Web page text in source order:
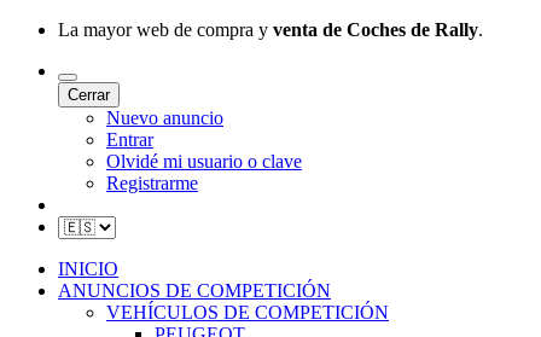
La mayor web de compra y venta de Coches de Rally.
Cerrar
Nuevo anuncio
Entrar
Olvidé mi usuario o clave
Registrarme
INICIO
ANUNCIOS DE COMPETICIÓN
VEHÍCULOS DE COMPETICIÓN